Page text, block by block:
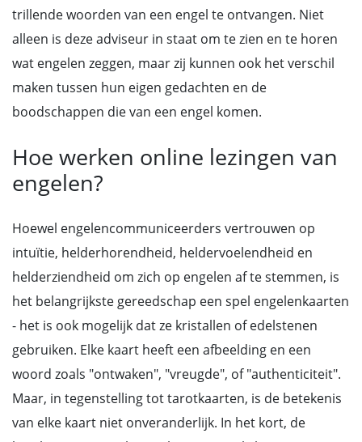
trillende woorden van een engel te ontvangen. Niet
alleen is deze adviseur in staat om te zien en te horen
wat engelen zeggen, maar zij kunnen ook het verschil
maken tussen hun eigen gedachten en de
boodschappen die van een engel komen.
Hoe werken online lezingen van
engelen?
Hoewel engelencommuniceerders vertrouwen op
intuïtie, helderhorendheid, heldervoelendheid en
helderziendheid om zich op engelen af te stemmen, is
het belangrijkste gereedschap een spel engelenkaarten
- het is ook mogelijk dat ze kristallen of edelstenen
gebruiken. Elke kaart heeft een afbeelding en een
woord zoals "ontwaken", "vreugde", of "authenticiteit".
Maar, in tegenstelling tot tarotkaarten, is de betekenis
van elke kaart niet onveranderlijk. In het kort, de